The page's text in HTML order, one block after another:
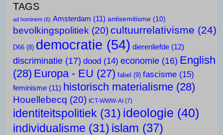
TAGS
ad hominem (6) Amsterdam (11) antisemitisme (10)
bevolkingspolitiek (20) cultuurrelativisme (24)
D66 (8) democratie (54) dierenliefde (12)
discriminatie (17) dood (14) economie (16) English
(28) Europa - EU (27) fabel (9) fascisme (15)
feminisme (11) historisch materialisme (28)
Houellebecq (20) ICT-WWW-AI (7)
identiteitspolitiek (31) ideologie (40)
individualisme (31) islam (37)